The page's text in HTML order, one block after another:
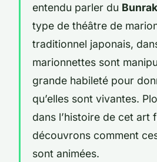
entendu parler du
type de théâtre de
traditionnel japonais,
marionnettes sont
grande habileté pour
qu’elles sont vivantes.
dans l’histoire de cet art
découvrons comment
sont animées.